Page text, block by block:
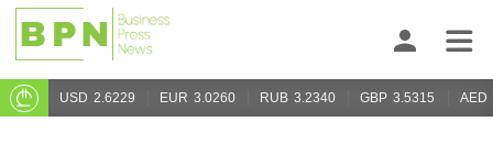
USD 2.6229 EUR 3.0260 RUB 3.2340 GBP 3.5315 AED